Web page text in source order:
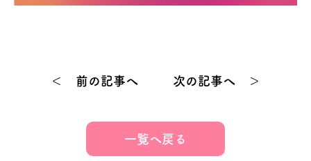
＜ 前の記事へ 次の記事へ ＞
一覧へ戻る